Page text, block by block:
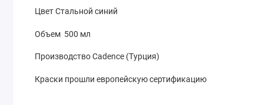
Цвет Стальной синий
Объем 500 мл
Производство Cadence (Турция)
Краски прошли европейскую сертификацию